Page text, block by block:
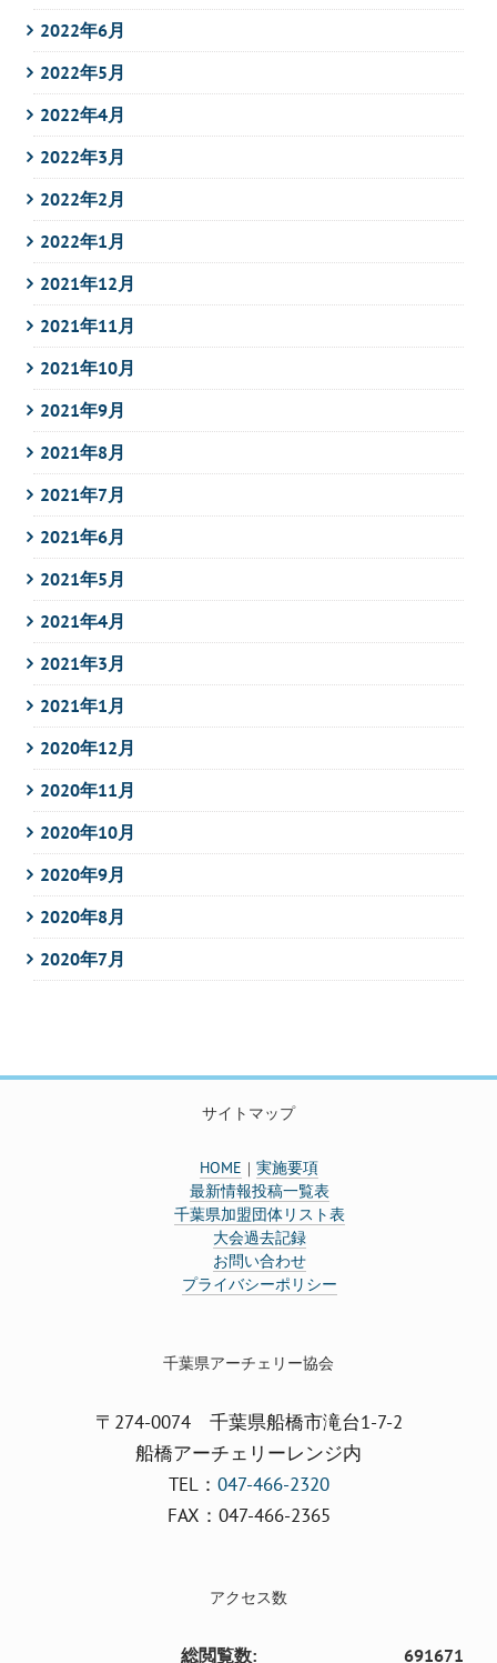
2022年6月
2022年5月
2022年4月
2022年3月
2022年2月
2022年1月
2021年12月
2021年11月
2021年10月
2021年9月
2021年8月
2021年7月
2021年6月
2021年5月
2021年4月
2021年3月
2021年1月
2020年12月
2020年11月
2020年10月
2020年9月
2020年8月
2020年7月
サイトマップ
HOME ｜実施要項
最新情報投稿一覧表
千葉県加盟団体リスト表
大会過去記録
お問い合わせ
プライバシーポリシー
千葉県アーチェリー協会
〒274-0074 千葉県船橋市滝台1-7-2
船橋アーチェリーレンジ内
TEL： 047-466-2320
FAX：047-466-2365
アクセス数
691671
総閲覧数: